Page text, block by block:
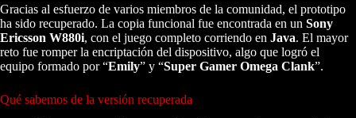
Gracias al esfuerzo de varios miembros de la comunidad, el prototipo
ha sido recuperado. La copia funcional fue encontrada en un Sony
Ericsson W880i, con el juego completo corriendo en Java. El mayor
reto fue romper la encriptación del dispositivo, algo que logró el
equipo formado por “Emily” y “Super Gamer Omega Clank”.
Qué sabemos de la versión recuperada